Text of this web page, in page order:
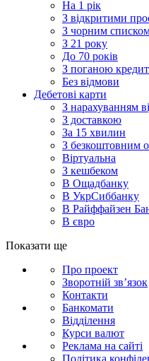
На 1 рік
З відкритими
З чорним
З 21 року
До 70 років
З поганою
Без відмови
Дебетові карти
З нарахуванням
З доставкою
За 15 хвилин
З безкоштовним
Віртуальна
З кешбеком
В Ощадбанку
В УкрСиббанку
В Райффайзен
В євро
Показати ще
Про проект
Зворотній зв’язок
Контакти
Банкомати
Відділення
Курси валют
Реклама на сайті
Політика